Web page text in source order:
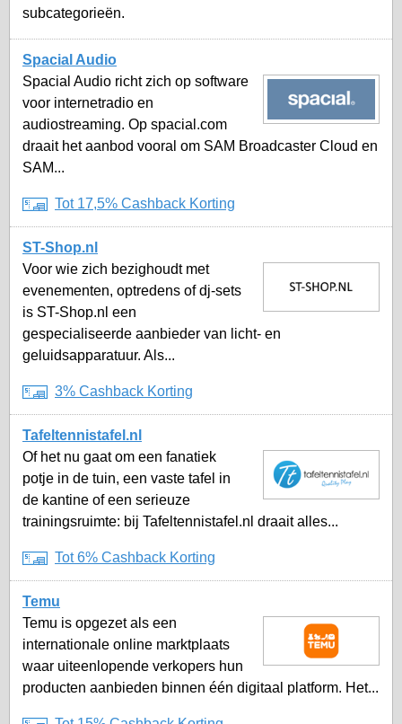
subcategorieën.
Spacial Audio
Spacial Audio richt zich op software
voor internetradio en
audiostreaming. Op spacial.com
draait het aanbod vooral om SAM Broadcaster Cloud en
SAM...
Tot 17,5% Cashback Korting
ST-Shop.nl
Voor wie zich bezighoudt met
evenementen, optredens of dj-sets
is ST-Shop.nl een
gespecialiseerde aanbieder van licht- en
geluidsapparatuur. Als...
3% Cashback Korting
Tafeltennistafel.nl
Of het nu gaat om een fanatiek
potje in de tuin, een vaste tafel in
de kantine of een serieuze
trainingsruimte: bij Tafeltennistafel.nl draait alles...
Tot 6% Cashback Korting
Temu
Temu is opgezet als een
internationale online marktplaats
waar uiteenlopende verkopers hun
producten aanbieden binnen één digitaal platform. Het...